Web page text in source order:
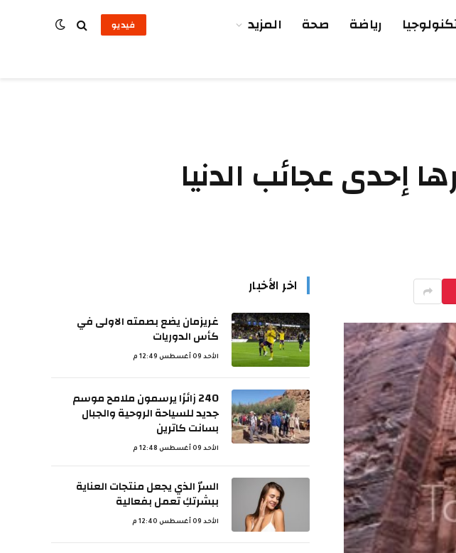
رياضة صحة المزيد فيديو
على اختيارها إحدى عجائب الدنيا
اخر الأخبار
غريزمان يضع بصمته الاولى في
كأس الدوريات
الأحد 09 أغسطس 12:49 م
240 زائرًا يرسمون ملامح موسم
جديد للسياحة الروحية والجبال
بسانت كاترين
الأحد 09 أغسطس 12:48 م
السرّ الذي يجعل منتجات العناية
ببشرتكِ تعمل بفعالية
الأحد 09 أغسطس 12:40 م